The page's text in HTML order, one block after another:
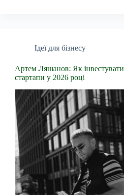
Ідеї для бізнесу
Артем Ляшанов: Як інвестувати
стартапи у 2026 році